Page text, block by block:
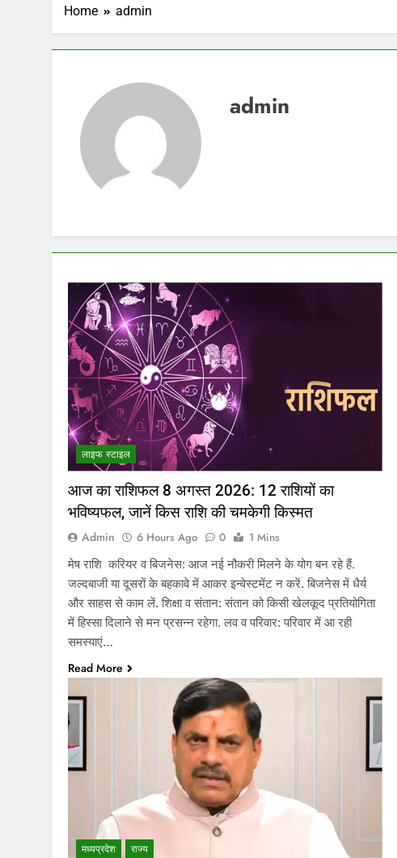
Home admin
admin
लाइफ स्टाइल
आज का राशिफल 8 अगस्त 2026: 12 राशियों का
भविष्यफल, जानें किस राशि की चमकेगी किस्मत
Admin 6 Hours Ago 0
1 Mins
मेष राशि करियर व बिजनेस: आज नई नौकरी मिलने के योग बन रहे हैं.
जल्दबाजी या दूसरों के बहकावे में आकर इन्वेस्टमेंट न करें. बिजनेस में धैर्य
और साहस से काम लें. शिक्षा व संतान: संतान को किसी खेलकूद प्रतियोगिता
में हिस्सा दिलाने से मन प्रसन्न रहेगा. लव व परिवार: परिवार में आ रही
समस्याएं…
Read More
मध्‍यप्रदेश राज्य